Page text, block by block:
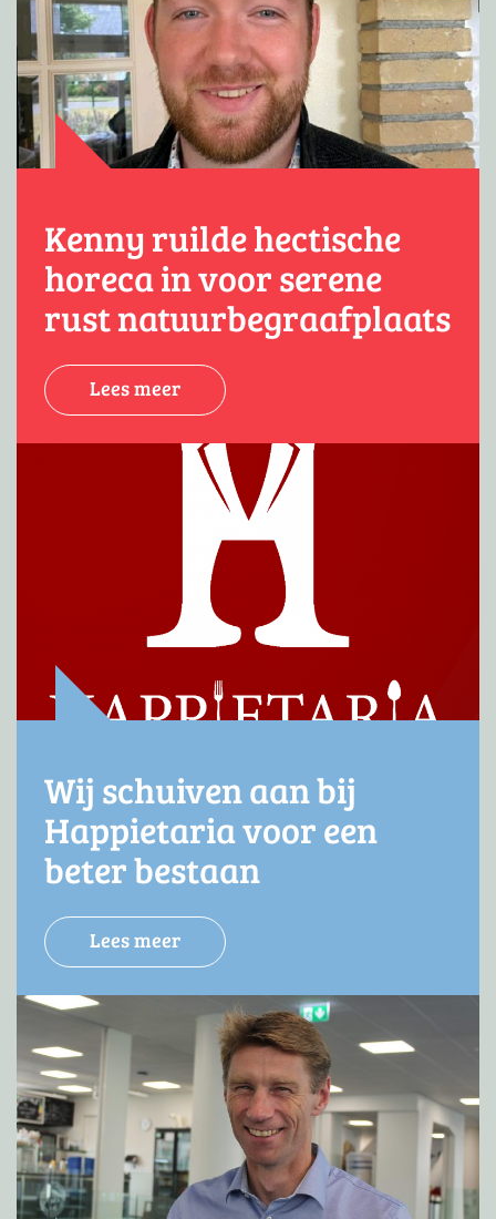
Kenny ruilde hectische
horeca in voor serene
rust natuurbegraafplaats
Lees meer
Wij schuiven aan bij
Happietaria voor een
beter bestaan
Lees meer